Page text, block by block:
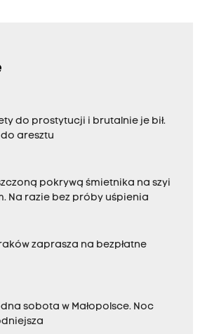
do prostytucji i brutalnie je bił.
aresztu
pokrywą śmietnika na szyi
Na razie bez próby uśpienia
zaprasza na bezpłatne
sobota w Małopolsce. Noc